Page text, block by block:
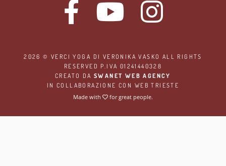
2026 ©VERCI YOGA DI VERONIKA VASKO ALL RIGHTS
RESERVED P.IVA 01241440328
CREATO DASWANET WEB AGENCY
IN COLLABORAZIONE CON WEB TRIESTE
Made with
for great people.